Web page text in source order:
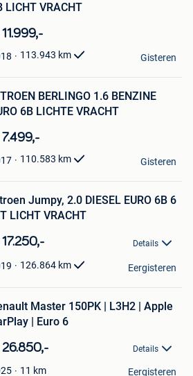
LICHT VRACHT
113.943 km Gisteren
BERLINGO 1.6 BENZINE
6B LICHTE VRACHT
110.583 km Gisteren
Jumpy, 2.0 DIESEL EURO 6B 6
LICHT VRACHT
Details
126.864 km Eergisteren
Master 150PK | L3H2 | Apple
| Euro 6
Details
11 km Eergisteren